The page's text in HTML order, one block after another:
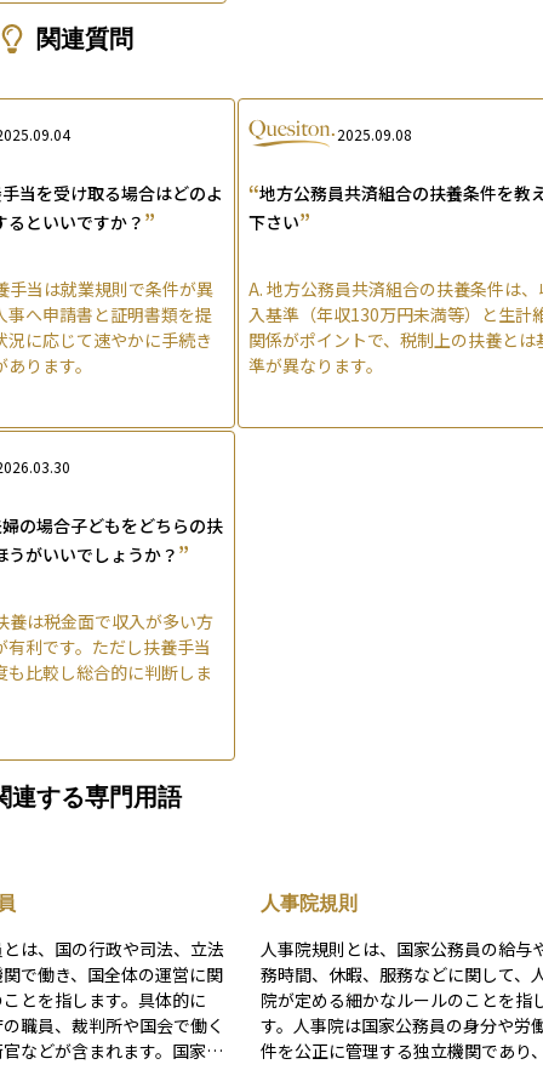
関連質問
当を受け取る場合はどのよ
るといいですか？ ”
手当は就業規則で条件が異
事へ申請書と証明書類を提
況に応じて速やかに手続き
ります。
2025.09.08
“地方公務員共済組合の扶養条件を教
下さい”
A.地方公務員共済組合の扶養条件は、
入基準（年収130万円未満等）と生計
関係がポイントで、税制上の扶養とは
準が異なります。
の場合子どもをどちらの扶
うがいいでしょうか？ ”
養は税金面で収入が多い方
有利です。ただし扶養手当
も比較し総合的に判断しま
連する専門用語
は、国の行政や司法、立法
で働き、国全体の運営に関
とを指します。具体的に
職員、裁判所や国会で働く
などが含まれます。国家公
人事院規則
人事院規則とは、国家公務員の給与
務時間、休暇、服務などに関して、
院が定める細かなルールのことを指
す。人事院は国家公務員の身分や労
件を公正に管理する独立機関であり